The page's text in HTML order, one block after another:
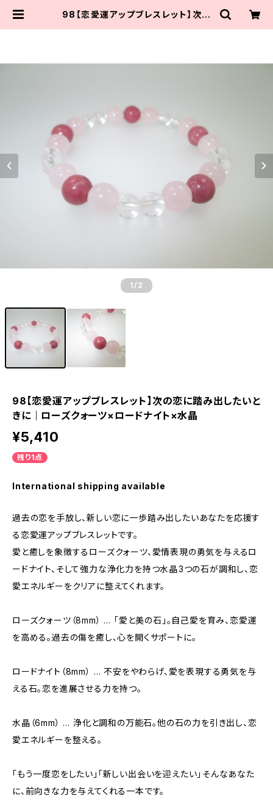
98【恋愛運アップブレスレット】次の
1 /2
98【恋愛運アップブレスレット】次の恋に踏み出したいと
きに｜ローズクォーツ×ロードナイト×水晶
¥5,410
残り1点
International shipping available
過去の恋を手放し、新しい恋に一歩踏み出したいあなたを応援す
る恋愛運アップブレスレットです。
愛と癒しを象徴するローズクォーツ、愛情表現の勇気を与えるロ
ードナイト、そして強力な浄化力を持つ水晶――3つの石が調和し、恋
愛エネルギーをクリアに整えてくれます。
ローズクォーツ（8mm） … 「愛と美の石」。自己愛を育み、恋愛運
を高める。過去の傷を癒し、心を開くサポートに。
ロードナイト（8mm） … 不安をやわらげ、愛を表現する勇気を与
える石。恋を進展させる力を持つ。
水晶（6mm） … 浄化と調和の万能石。他の石の力を引き出し、恋
愛エネルギーを整える。
「もう一度恋をしたい」「新しい出会いを迎えたい」――そんなあなた
に、前向きな力を与えてくれる一本です。